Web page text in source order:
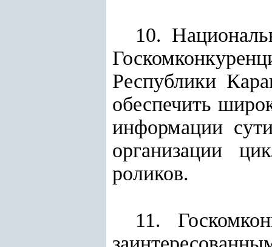
10.
Республики
обеспечить
информации
организации
роликов.
11.